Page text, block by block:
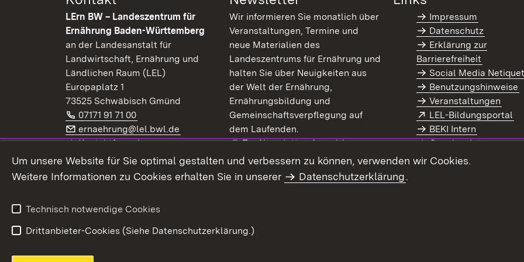
LErn BW – Landeszentrum für
Ernährung Baden-Württemberg
an der Landesanstalt für
Landwirtschaft, Ernährung und
Ländlichen Raum (LEL)
Europaplatz 1
73525 Schwäbisch Gmünd
Telefon:
07171 91 71 00 (Öffnet in neuem Fenster)
E-Mail:
ernaehrung@lel.bwl.de (Öffnet in neuem Fenster)
Kontaktformular
Extern:
LinkedIn (Öffnet in neuem Fenster)
Wir informieren Sie monatlich über
Veranstaltungen, Termine und
neue Materialien des
Landeszentrums für Ernährung und
halten Sie über Neuigkeiten aus
der Welt der Ernährung,
Ernährungsbildung und
Gemeinschaftsverpflegung auf
dem Laufenden.
Extern:
Zur Newsletter-Anmeldung(Öffnet in neuem Fenster)
Newsletter-Archiv
Impressum
Datenschutz
Erklärung zur
Barrierefreiheit
Social Media
Benutzungshinweise
Veranstaltungen
Extern:
LEL-Bildungsportal
BEKI Intern
Coaches Intern
Intranet
Um unsere Website für Sie optimal gestalten und verbessern zu können, verwenden wir Cookies.
Weitere Informationen zu Cookies erhalten Sie in unserer
Datenschutzerklärung.
Technisch notwendige Cookies
Drittanbieter-Cookies (Siehe Datenschutzerklärung.)